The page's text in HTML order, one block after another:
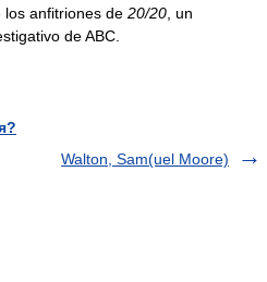
anfitriones de 20/20 , un
de ABC.
Walton, Sam(uel Moore)